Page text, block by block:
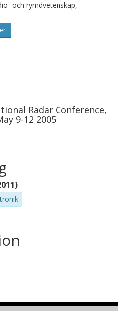
och rymdvetenskap,
Radar Conference,
9-12 2005